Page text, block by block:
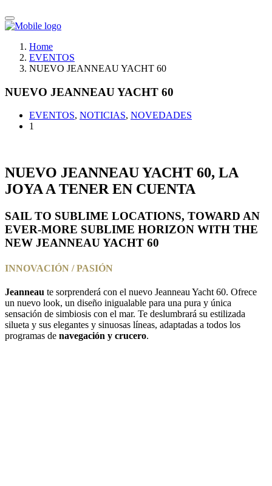
Home
EVENTOS
NUEVO JEANNEAU YACHT 60
NUEVO JEANNEAU YACHT 60
EVENTOS, NOTICIAS, NOVEDADES
1
NUEVO JEANNEAU YACHT 60, LA
JOYA A TENER EN CUENTA
SAIL TO SUBLIME LOCATIONS, TOWARD AN
EVER-MORE SUBLIME HORIZON WITH THE
NEW JEANNEAU YACHT 60
INNOVACIÓN / PASIÓN
Jeanneau te sorprenderá con el nuevo Jeanneau Yacht 60. Ofrece
un nuevo look, un diseño inigualable para una pura y única
sensación de simbiosis con el mar. Te deslumbrará su estilizada
silueta y sus elegantes y sinuosas líneas, adaptadas a todos los
programas de navegación y crucero.